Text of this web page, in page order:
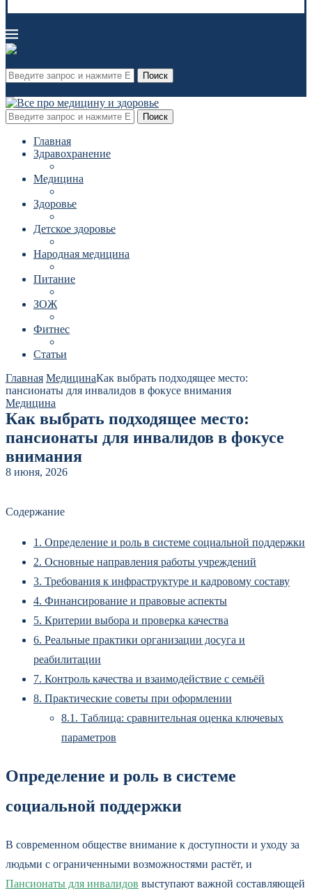
Поиск
Поиск
Главная
Здравохранение
Медицина
Здоровье
Детское здоровье
Народная медицина
Питание
ЗОЖ
Фитнес
Статьи
Главная МедицинаКак выбрать подходящее место:
пансионаты для инвалидов в фокусе внимания
Медицина
Как выбрать подходящее место:
пансионаты для инвалидов в фокусе
внимания
8 июня, 2026
Содержание
1. Определение и роль в системе социальной поддержки
2. Основные направления работы учреждений
3. Требования к инфраструктуре и кадровому составу
4. Финансирование и правовые аспекты
5. Критерии выбора и проверка качества
6. Реальные практики организации досуга и
реабилитации
7. Контроль качества и взаимодействие с семьёй
8. Практические советы при оформлении
8.1. Таблица: сравнительная оценка ключевых
параметров
Определение и роль в системе
социальной поддержки
В современном обществе внимание к доступности и уходу за
людьми с ограниченными возможностями растёт, и
Пансионаты для инвалидов выступают важной составляющей